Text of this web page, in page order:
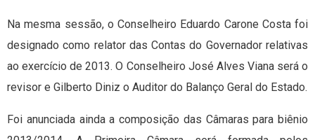
Na mesma sessão, o Conselheiro Eduardo Carone Costa foi
designado como relator das Contas do Governador relativas
ao exercício de 2013. O Conselheiro José Alves Viana será o
revisor e Gilberto Diniz o Auditor do Balanço Geral do Estado.
Foi anunciada ainda a composição das Câmaras para biênio